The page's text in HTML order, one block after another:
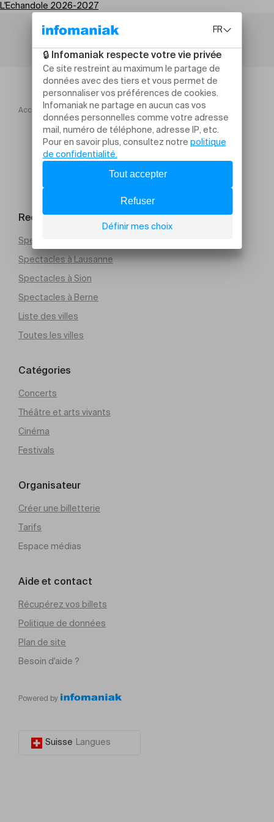
L'Echandole 2026-2027
Accueil L'Echandole 2026 2027 Huitante
Rechercher un évènement
Spectacles à Genève
Spectacles à Lausanne
Spectacles à Sion
Spectacles à Berne
Liste des villes
Toutes les villes
Catégories
Concerts
Théâtre et arts vivants
Cinéma
Festivals
Organisateur
Créer une billetterie
Tarifs
Espace médias
Aide et contact
Récupérez vos billets
Politique de données
Plan de site
Besoin d'aide ?
Powered by
Suisse Langues